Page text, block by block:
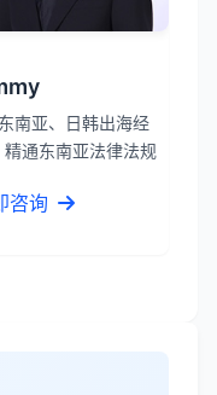
南亚、日韩出海经
精通东南亚法律法规
咨询